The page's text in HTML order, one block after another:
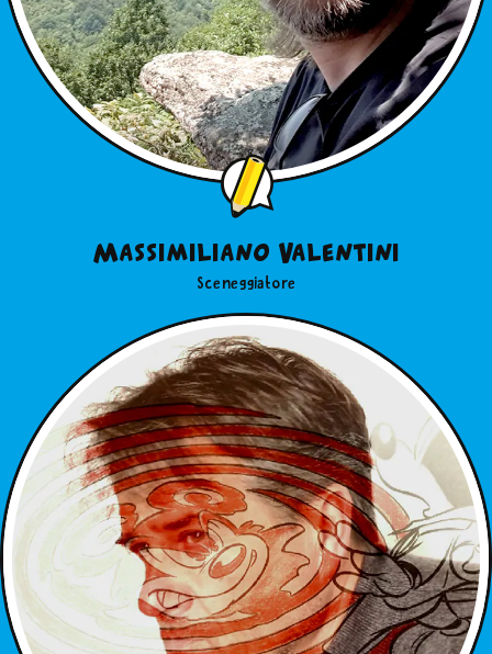
Massimiliano Valentini
Sceneggiatore